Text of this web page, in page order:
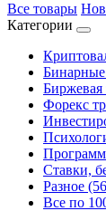
Все товары
Категории
Биржевая
Форекс
Ставки,
Разное
Все по